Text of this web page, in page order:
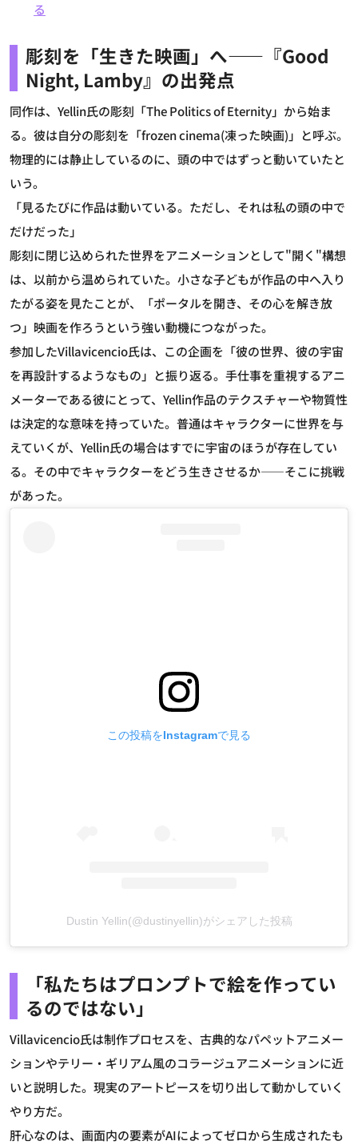
る
彫刻を「生きた映画」へ——『Good
Night, Lamby』の出発点
同作は、Yellin氏の彫刻「The Politics of Eternity」から始ま
る。彼は自分の彫刻を「frozen cinema(凍った映画)」と呼ぶ。
物理的には静止しているのに、頭の中ではずっと動いていたと
いう。
「見るたびに作品は動いている。ただし、それは私の頭の中で
だけだった」
彫刻に閉じ込められた世界をアニメーションとして"開く"構想
は、以前から温められていた。小さな子どもが作品の中へ入り
たがる姿を見たことが、「ポータルを開き、その心を解き放
つ」映画を作ろうという強い動機につながった。
参加したVillavicencio氏は、この企画を「彼の世界、彼の宇宙
を再設計するようなもの」と振り返る。手仕事を重視するアニ
メーターである彼にとって、Yellin作品のテクスチャーや物質性
は決定的な意味を持っていた。普通はキャラクターに世界を与
えていくが、Yellin氏の場合はすでに宇宙のほうが存在してい
る。その中でキャラクターをどう生きさせるか——そこに挑戦
があった。
この投稿をInstagramで見る
Dustin Yellin(@dustinyellin)がシェアした投稿
「私たちはプロンプトで絵を作ってい
るのではない」
Villavicencio氏は制作プロセスを、古典的なパペットアニメー
ションやテリー・ギリアム風のコラージュアニメーションに近
いと説明した。現実のアートピースを切り出して動かしていく
やり方だ。
肝心なのは、画面内の要素がAIによってゼロから生成されたも